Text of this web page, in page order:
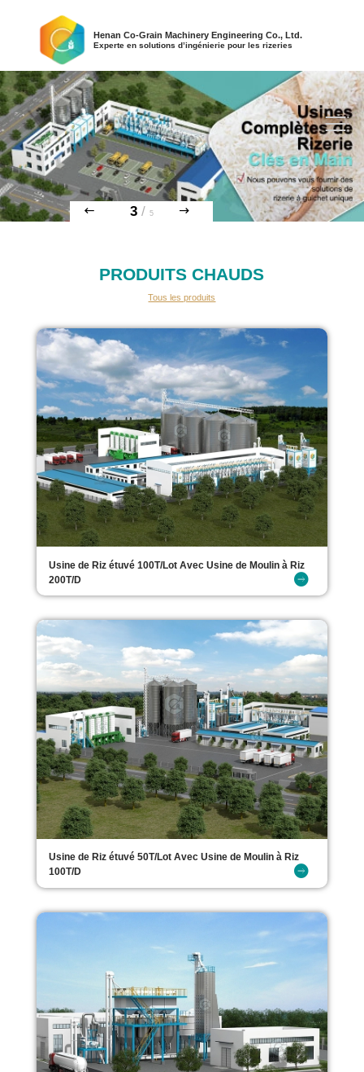
Henan Co-Grain Machinery Engineering Co., Ltd.
Experte en solutions d’ingénierie pour les rizeries
3/ 5
PRODUITS CHAUDS
Tous les produits
Usine de Riz étuvé 100T/Lot Avec Usine de Moulin à Riz
200T/D
Usine de Riz étuvé 50T/Lot Avec Usine de Moulin à Riz
100T/D